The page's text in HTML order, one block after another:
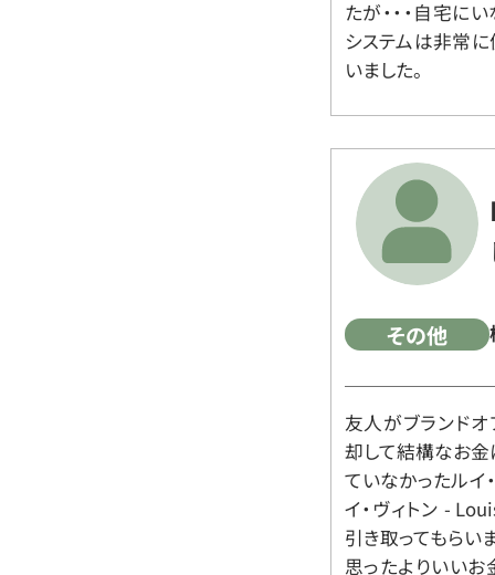
たが・・・自宅に
システムは非常に
いました。
その他
友人がブランド
却して結構なお金
ていなかったルイ
イ・ヴィトン -
引き取ってもらい
思ったよりいいお